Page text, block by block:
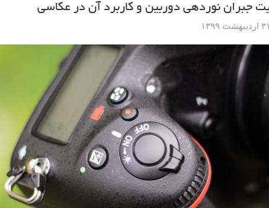
جبران نوردهی دوربین و کاربرد آن در عکاسی